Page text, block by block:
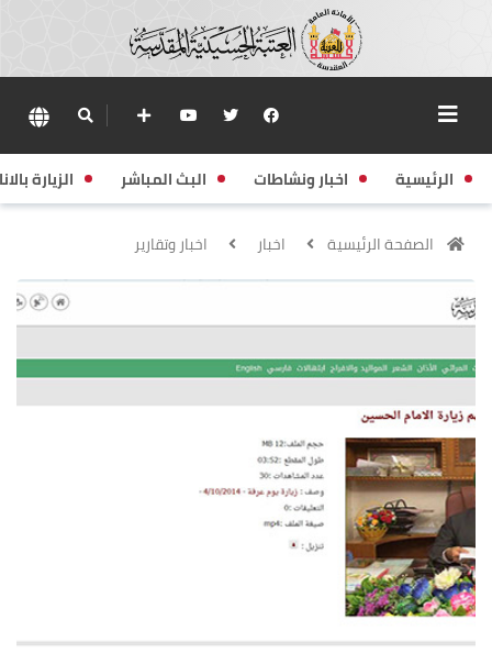
الرئيسية اخبار ونشاطات البث المباشر الزيارة
الصفحة الرئيسية اخبار اخبار وتقارير